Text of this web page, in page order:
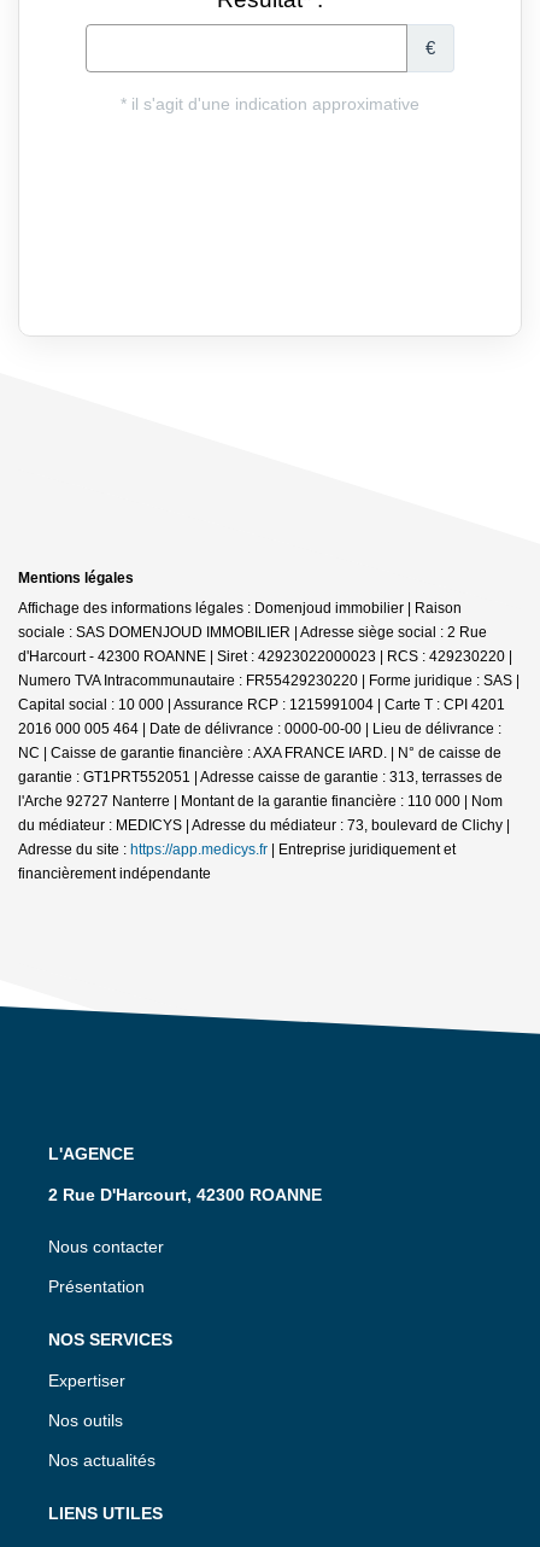
Mentions légales
Affichage des informations légales : Domenjoud immobilier | Raison
sociale : SAS DOMENJOUD IMMOBILIER | Adresse siège social : 2 Rue
d'Harcourt - 42300 ROANNE | Siret : 42923022000023 | RCS : 429230220 |
Numero TVA Intracommunautaire : FR55429230220 | Forme juridique : SAS |
Capital social : 10 000 | Assurance RCP : 1215991004 | Carte T : CPI 4201
2016 000 005 464 | Date de délivrance : 0000-00-00 | Lieu de délivrance :
NC | Caisse de garantie financière : AXA FRANCE IARD. | N° de caisse de
garantie : GT1PRT552051 | Adresse caisse de garantie : 313, terrasses de
l'Arche 92727 Nanterre | Montant de la garantie financière : 110 000 | Nom
du médiateur : MEDICYS | Adresse du médiateur : 73, boulevard de Clichy |
Adresse du site : https://app.medicys.fr | Entreprise juridiquement et
financièrement indépendante
L'AGENCE
2 Rue D'Harcourt, 42300 ROANNE
Nous contacter
Présentation
NOS SERVICES
Expertiser
Nos outils
Nos actualités
LIENS UTILES